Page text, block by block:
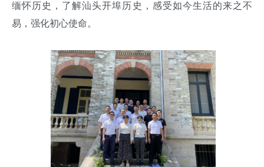
缅怀历史，了解汕头开埠历史，感受如今生活的来之不
易，强化初心使命。